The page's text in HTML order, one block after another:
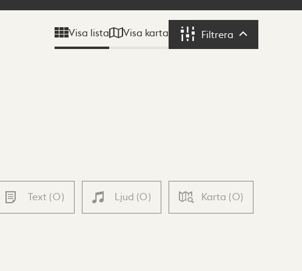
Visa lista Visa karta Filtrera Filtrera
Text (0) Ljud (0) Karta (0)